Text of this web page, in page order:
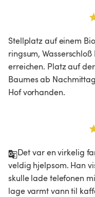
Stellplatz auf einem
ringsum,
erreichen. Platz auf
Baumes ab
Hof vorhanden.
Det var en virkelig
veldig hjelpsom. Han
skulle lade telefonen
lage varmt vann til